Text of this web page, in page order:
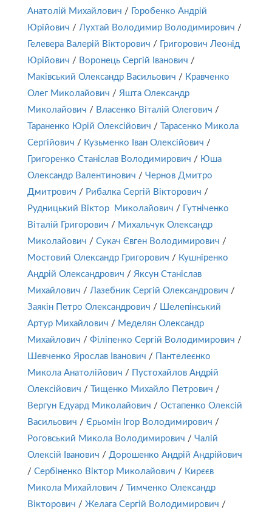
Анатолій Михайлович /
Горобенко Андрій
Юрійович / Лухтай Володимир Володимирович /
Гелевера Валерій Вікторович /
Григорович Леонід
Юрійович / Воронець Сергій Іванович /
Маківський Олександр Васильович / Кравченко
Олег Миколайович / Яшта Олександр
Миколайович / Власенко Віталій Олегович /
Тараненко Юрій Олексійович /
Тарасенко Микола
Сергійович / Кузьменко Іван Олексійович /
Григоренко Станіслав Володимирович / Юша
Олександр Валентинович / Чернов Дмитро
Дмитрович / Рибалка Сергій Вікторович /
Рудницький Віктор Миколайович /
Гутніченко
Віталій Григорович / Михальчук Олександр
Миколайович / Сукач Євген Володимирович /
Мостовий Олександр Григорович / Кушніренко
Андрій Олександрович / Яксун Станіслав
Михайлович / Лазебник Сергій Олександрович /
Заякін Петро Олександрович / Шелепінський
Артур Михайлович / Меделян Олександр
Михайлович / Філіпенко Сергій Володимирович /
Шевченко Ярослав Іванович /
Пантелеєнко
Микола Анатолійович /
Пустохайлов Андрій
Олексійович / Тищенко Михайло Петрович /
Вергун Едуард Миколайович / Остапенко Олексій
Васильович / Єрьомін Ігор Володимирович /
Роговський Микола Володимирович / Чалій
Олексій Іванович / Дорошенко Андрій Андрійович
/ Сербіненко Віктор Миколайович / Кирєєв
Микола Михайлович /
Тимченко Олександр
Вікторович / Желага Сергій Володимирович /